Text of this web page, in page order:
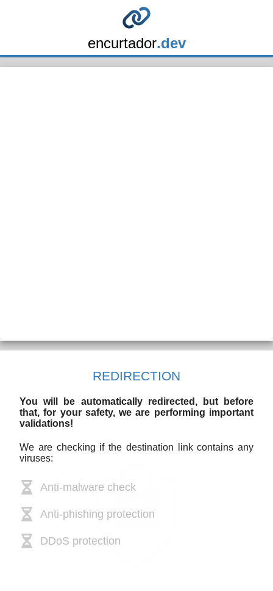
encurtador.dev
REDIRECTION
You will be automatically redirected, but before
that, for your safety, we are performing important
validations!
We are checking if the destination link contains any
viruses:
Anti-malware check
Anti-phishing protection
DDoS protection